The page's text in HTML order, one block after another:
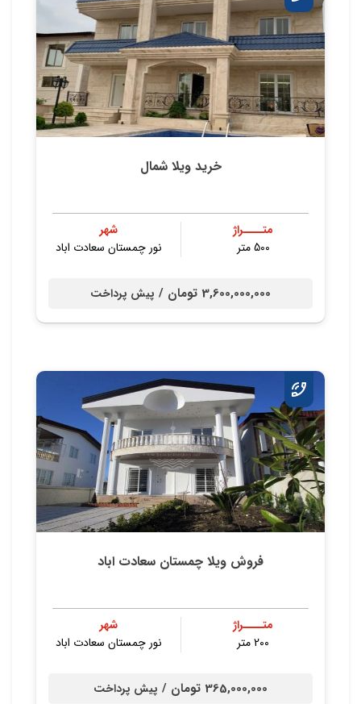
خرید ویلا شمال
متــــراژ
500 متر
شهر
نور چمستان سعادت اباد
3,600,000,000 تومان / پیش پرداخت
فروش ویلا چمستان سعادت اباد
متــــراژ
200 متر
شهر
نور چمستان سعادت اباد
365,000,000 تومان / پیش پرداخت